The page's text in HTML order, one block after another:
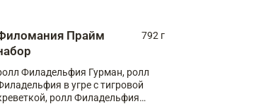
Прайм
792 г
Филадельфия Гурман, ролл
в угре с тигровой
ролл Филадельфия